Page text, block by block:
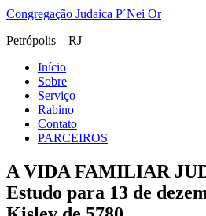
o
Congregação Judaica P´Nei Or
Petrópolis – RJ
Início
Sobre
Serviço
Rabino
Contato
PARCEIROS
A VIDA FAMILIAR
Estudo para 13 de